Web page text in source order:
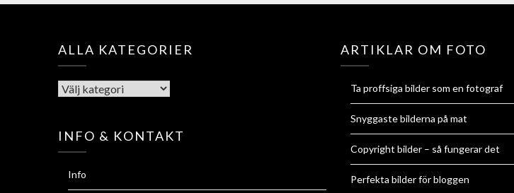
ALLA KATEGORIER
INFO & KONTAKT
Info
ARTIKLAR OM FOTO
Ta proffsiga bilder som en fotograf
Snyggaste bilderna på mat
Copyright bilder – så fungerar det
Perfekta bilder för bloggen